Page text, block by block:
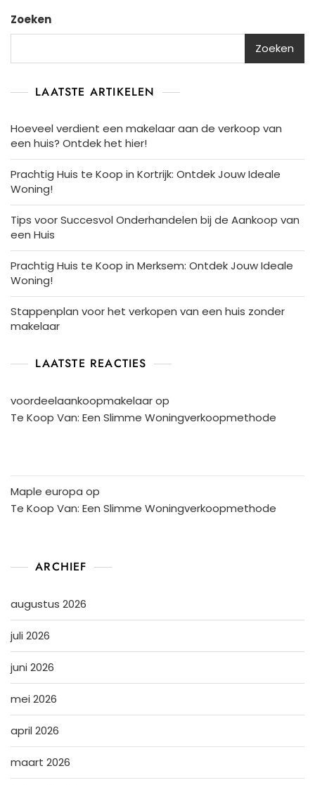
Zoeken
Zoeken
LAATSTE ARTIKELEN
Hoeveel verdient een makelaar aan de verkoop van
een huis? Ontdek het hier!
Prachtig Huis te Koop in Kortrijk: Ontdek Jouw Ideale
Woning!
Tips voor Succesvol Onderhandelen bij de Aankoop van
een Huis
Prachtig Huis te Koop in Merksem: Ontdek Jouw Ideale
Woning!
Stappenplan voor het verkopen van een huis zonder
makelaar
LAATSTE REACTIES
voordeelaankoopmakelaarop
Te Koop Van: Een Slimme Woningverkoopmethode
Maple europa op
Te Koop Van: Een Slimme Woningverkoopmethode
ARCHIEF
augustus 2026
juli 2026
juni 2026
mei 2026
april 2026
maart 2026